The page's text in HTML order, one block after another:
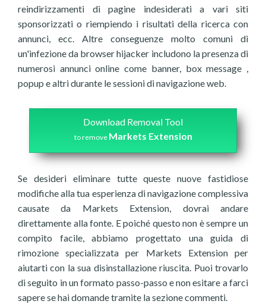
reindirizzamenti di pagine indesiderati a vari siti
sponsorizzati o riempiendo i risultati della ricerca con
annunci, ecc. Altre conseguenze molto comuni di
un'infezione da browser hijacker includono la presenza di
numerosi annunci online come banner, box message ,
popup e altri durante le sessioni di navigazione web.
Download Removal Tool
to remove Markets Extension
Se desideri eliminare tutte queste nuove fastidiose
modifiche alla tua esperienza di navigazione complessiva
causate da Markets Extension, dovrai andare
direttamente alla fonte. E poiché questo non è sempre un
compito facile, abbiamo progettato una guida di
rimozione specializzata per Markets Extension per
aiutarti con la sua disinstallazione riuscita. Puoi trovarlo
di seguito in un formato passo-passo e non esitare a farci
sapere se hai domande tramite la sezione commenti.